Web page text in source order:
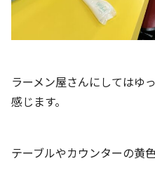
ラーメン屋さんにしてはゆ
感じます。
テーブルやカウンターの黄